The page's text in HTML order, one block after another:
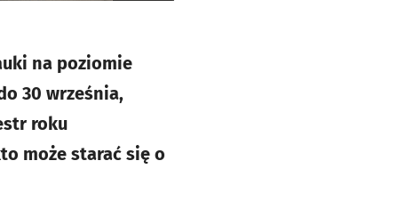
na poziomie
30 września,
roku
może starać się o